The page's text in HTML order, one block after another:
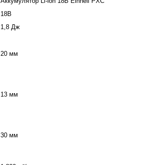
18В
1,8 Дж
20 мм
13 мм
30 мм